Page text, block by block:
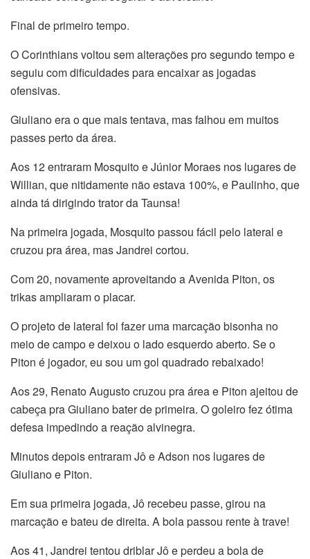
Final de primeiro tempo.
O Corinthians voltou sem alterações pro segundo tempo e
seguiu com dificuldades para encaixar as jogadas
ofensivas.
Giuliano era o que mais tentava, mas falhou em muitos
passes perto da área.
Aos 12 entraram Mosquito e Júnior Moraes nos lugares de
Willian, que nitidamente não estava 100%, e Paulinho, que
ainda tá dirigindo trator da Taunsa!
Na primeira jogada, Mosquito passou fácil pelo lateral e
cruzou pra área, mas Jandrei cortou.
Com 20, novamente aproveitando a Avenida Piton, os
trikas ampliaram o placar.
O projeto de lateral foi fazer uma marcação bisonha no
meio de campo e deixou o lado esquerdo aberto. Se o
Piton é jogador, eu sou um gol quadrado rebaixado!
Aos 29, Renato Augusto cruzou pra área e Piton ajeitou de
cabeça pra Giuliano bater de primeira. O goleiro fez ótima
defesa impedindo a reação alvinegra.
Minutos depois entraram Jô e Adson nos lugares de
Giuliano e Piton.
Em sua primeira jogada, Jô recebeu passe, girou na
marcação e bateu de direita. A bola passou rente à trave!
Aos 41, Jandrei tentou driblar Jô e perdeu a bola de